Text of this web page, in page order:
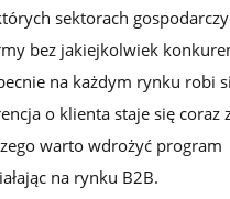
sektorach
bez jakiejkolwiek
na każdym rynku robi
o klienta staje się coraz
warto wdrożyć program
na rynku B2B.